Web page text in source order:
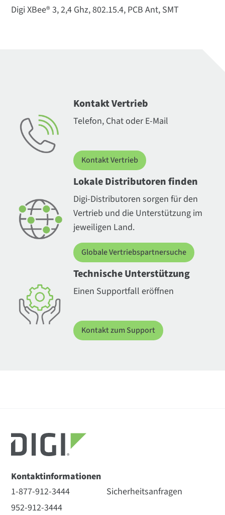
Digi XBee® 3, 2,4 Ghz, 802.15.4, PCB Ant, SMT
Kontakt Vertrieb
Telefon, Chat oder E-Mail
Kontakt Vertrieb
Lokale Distributoren finden
Digi-Distributoren sorgen für den
Vertrieb und die Unterstützung im
jeweiligen Land.
Globale Vertriebspartnersuche
Technische Unterstützung
Einen Supportfall eröffnen
Kontakt zum Support
Kontaktinformationen
1-877-912-3444
952-912-3444
Sicherheitsanfragen